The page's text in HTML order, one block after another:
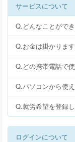
サービスについて
Q.どんなことがで
Q.お金は掛かりま
Q.どの携帯電話で
Q.パソコンから使
Q.就労希望を登録
ログインについて